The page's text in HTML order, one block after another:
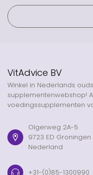
VitAdvice BV
Winkel in Nederlands
supplementenwebshop!
voedingssupplementen
Olgerweg 2A-5
9723 ED Groningen
Nederland
+31-(0)85-1300990